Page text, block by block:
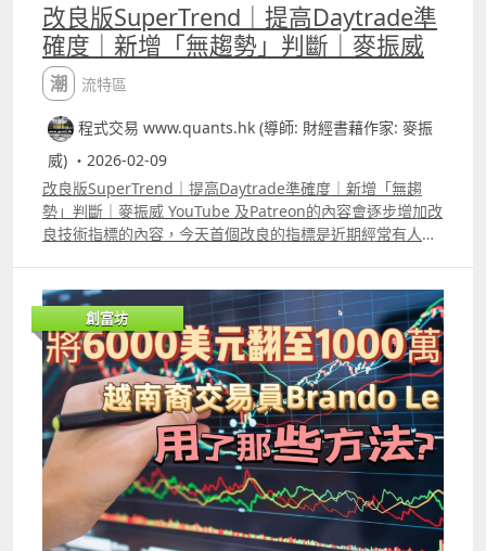
改良版SuperTrend｜提高Daytrade準
確度｜新增「無趨勢」判斷｜麥振威
潮流特區
程式交易 www.quants.hk (導師: 財經書藉作家: 麥振
威) ・2026-02-09
改良版SuperTrend｜提高Daytrade準確度｜新增「無趨
勢」判斷｜麥振威 YouTube 及Patreon的內容會逐步增加改
良技術指標的內容，今天首個改良的指標是近期經常有人問
MACD5,35,7等等，這種模式的改良根本效果不大，因為開
市後市場波幅在改變，而所用的參數仍然不變，那根本沒有
作用。 SuperTrend的缺點是在市場窄幅波動時假訊號太
多，在市場突然大幅波動時訊號又滯後。影片介紹了用K
Means來優化SuperTrend計算公式中的ATR，同時在留言
區已給了大家相關的代碼。 不過這部份只能作參考，因為只
優化公式中的ATR是不足夠的，代碼只提供給大家學習K
Means的寫法。 真正的改良版需要同時根據即市的波幅優
化SuperTrend的multiplier，在Patreon及YouTube高級會
員的片中我們有講解改良的原理，以及改良版的
SuperTrend經已推出，Patreon會員可以選擇使用。
創富坊